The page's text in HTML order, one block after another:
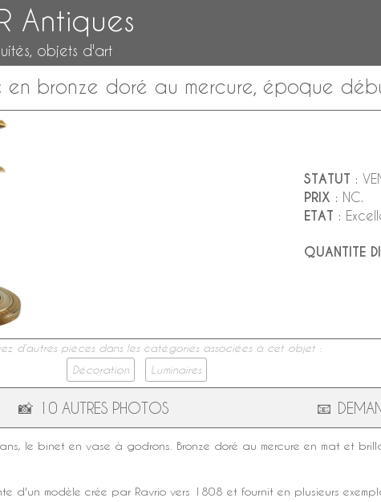
Antiques
objets d'art
bronze doré au mercure, époque
STATUT :
PRIX : NC.
ETAT :
QUANTITE
d’autres pièces dans les catégories associées à cet objet :
Décoration
Luminaires
📸 10 AUTRES PHOTOS 📧
le binet en vase à godrons. Bronze doré au mercure en mat et
d'un modèle crée par Ravrio vers 1808 et fournit en plusieurs